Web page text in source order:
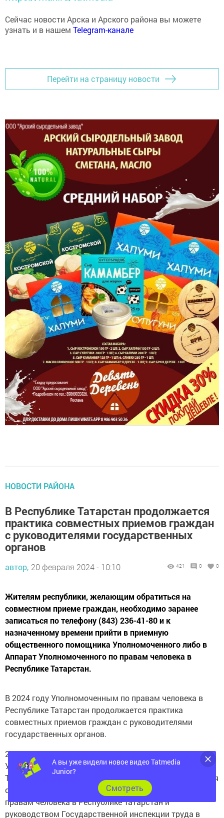
Сейчас новости Арска и Арского района вы можете
узнать и в нашемTelegram-канале
Перейти на страницу новости
НОВОСТИ РАЙОНА
В Республике Татарстан продолжается
практика совместных приемов граждан
с руководителями государственных
органов
совместном приеме граждан, необходимо заранее
записаться по телефону (843) 236-41-80 и к
назначенному времени прийти в приемную
общественного помощника Уполномоченного либо в
Аппарат Уполномоченного по правам человека в
Республике Татарстан.
Республике Татарстан продолжается практика
совместных приемов граждан с руководителями
государственных органов.
Уполномоченного по правам человека в Республике
Татарстан (г. Казань, ул. Карла Маркса, д. 61) состоится
совместный прием граждан Уполномоченным по
правам человека в Республике Татарстан и
руководством Государственной инспекции труда в
А вы уже видели новое видео Tatmedia
Junior?
Cмотреть